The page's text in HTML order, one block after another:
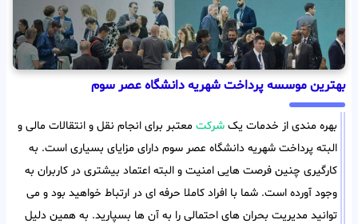
بهترین موسسه پرداخت شهریه دانشگاه عصر سوم
بهره مندی از خدمات یک شرکت معتبر برای انجام نقل و انتقالات مالی و
البته پرداخت شهریه دانشگاه عصر سوم دارای مزایای بسیاری است. به
کارگیری چنین فرصت هایی امنیت و البته اعتماد بیشتری در کاربران به
وجود آورده است. شما با افراد کاملا حرفه ای در ارتباط خواهید بود و می
توانید مدیریت بحران های احتمالی را به آن ها بسپارید. به همین دلیل